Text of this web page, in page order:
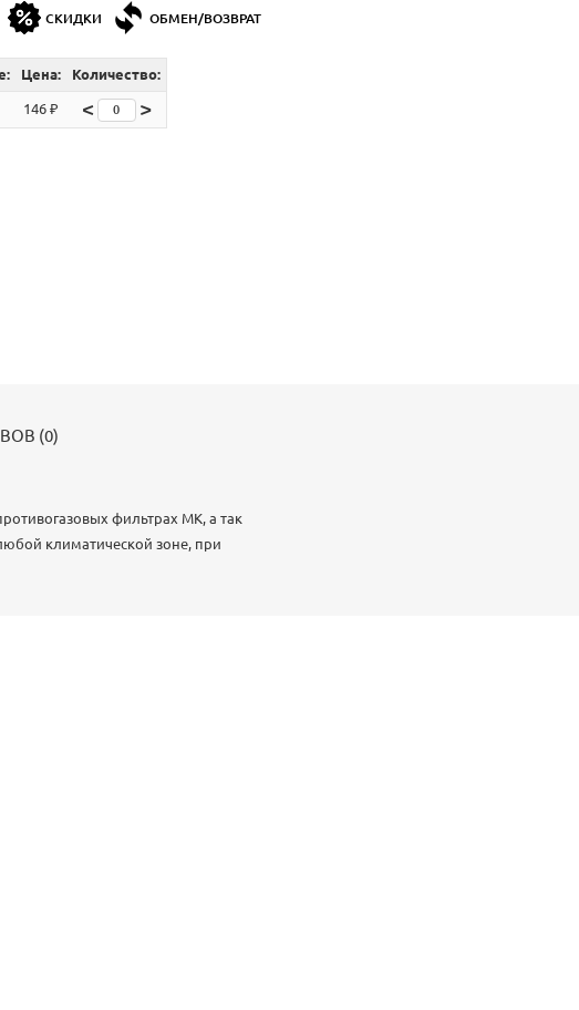
СКИДКИ ОБМЕН/ВОЗВРАТ
Цена: Количество:
146 ₽ < >
(0)
фильтрах МК, а так
климатической зоне, при